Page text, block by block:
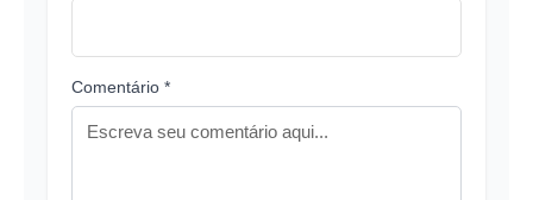
Comentário *